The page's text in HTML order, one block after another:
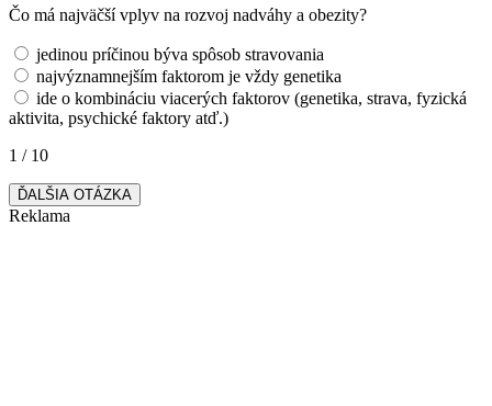
Čo má najväčší vplyv na rozvoj nadváhy a obezity?
jedinou príčinou býva spôsob stravovania
najvýznamnejším faktorom je vždy genetika
ide o kombináciu viacerých faktorov (genetika, strava, fyzická
aktivita, psychické faktory atď.)
1 / 10
ĎALŠIA OTÁZKA
Reklama